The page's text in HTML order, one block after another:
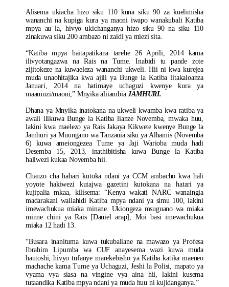
Alisema ukiacha hizo siku 110 kuna siku 90 za kuelimisha
wananchi na kupiga kura ya maoni iwapo wanakubali Katiba
mpya au la, hivyo ukichanganya hizo siku 90 na siku 110
zinakuwa siku 200 ambazo ni zaidi ya miezi sita.
“Katiba mpya haitapatikana tarehe 26 Aprili, 2014 kama
ilivyotangazwa na Rais na Tume. Inabidi tu pande zote
zijitokeze na kuwaeleza wananchi ukweli. Hii ni kwa kurejea
muda unaohitajika kwa ajili ya Bunge la Katiba litakaloanza
Januari, 2014 na hatimaye uchaguzi kwenye kura ya
maamuzi/maoni,” Mnyika aliiambiaJAMHURI.
Dhana ya Mnyika inatokana na ukweli kwamba kwa ratiba ya
awali ilikuwa Bunge la Katiba lianze Novemba, mwaka huu,
lakini kwa maelezo ya Rais Jakaya Kikwete kwenye Bunge la
Jamhuri ya Muungano wa Tanzania siku ya Alhamis (Novemba
6) kuwa ameiongezea Tume ya Jaji Warioba muda hadi
Desemba 15, 2013, inathibitisha kuwa Bunge la Katiba
haliwezi kukaa Novemba hii.
Chanzo cha habari kutoka ndani ya CCM ambacho kwa hali
yoyote hakiwezi kutajwa gazetini kutokana na hatari ya
kujipalia mkaa, kilisema: “Kenya wakati NARC wanaingia
madarakani waliahidi Katiba mpya ndani ya simu 100, lakini
imewachukua miaka minane. Ukiongeza msuguano wa miaka
minne chini ya Rais [Daniel arap], Moi basi imewachukua
miaka 12 hadi 13.
“Busara inanituma kuwa tukubaliane na mawazo ya Profesa
Ibrahim Lipumba wa CUF anayesema wazi kuwa muda
hautoshi, hivyo tufanye marekebisho ya Katiba katika maeneo
machache kama Tume ya Uchaguzi, Jeshi la Polisi, mapato ya
vyama vya siasa na vingine vya aina hii, lakini kusema
tutaandika Katiba mpya ndani ya muda huu ni kujidanganya.”